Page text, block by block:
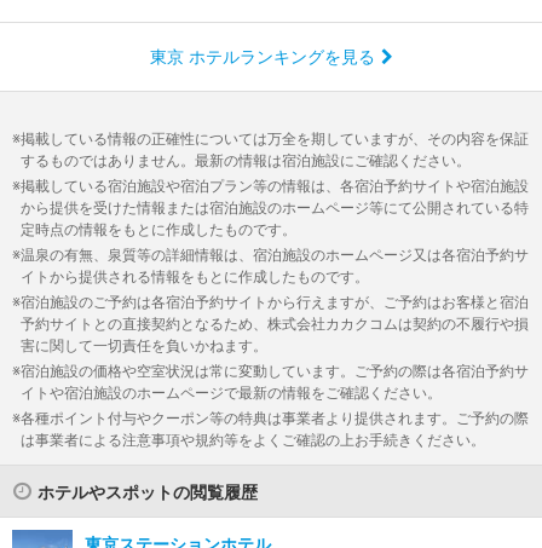
東京 ホテルランキングを見る
掲載している情報の正確性については万全を期していますが、その内容を保証
するものではありません。最新の情報は宿泊施設にご確認ください。
掲載している宿泊施設や宿泊プラン等の情報は、各宿泊予約サイトや宿泊施設
から提供を受けた情報または宿泊施設のホームページ等にて公開されている特
定時点の情報をもとに作成したものです。
温泉の有無、泉質等の詳細情報は、宿泊施設のホームページ又は各宿泊予約サ
イトから提供される情報をもとに作成したものです。
宿泊施設のご予約は各宿泊予約サイトから行えますが、ご予約はお客様と宿泊
予約サイトとの直接契約となるため、株式会社カカクコムは契約の不履行や損
害に関して一切責任を負いかねます。
宿泊施設の価格や空室状況は常に変動しています。ご予約の際は各宿泊予約サ
イトや宿泊施設のホームページで最新の情報をご確認ください。
各種ポイント付与やクーポン等の特典は事業者より提供されます。ご予約の際
は事業者による注意事項や規約等をよくご確認の上お手続きください。
ホテルやスポットの閲覧履歴